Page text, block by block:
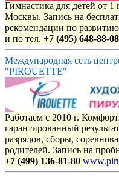
Гимнастика для детей от
Москвы. Запись на
рекомендации по
и по тел. +7 (495) 648-88-08
Международная сеть
"PIROUETTE"
Работаем с 2010 г.
гарантированный
разрядов, сборы,
родителей. Запись на
+7 (499) 136-81-80